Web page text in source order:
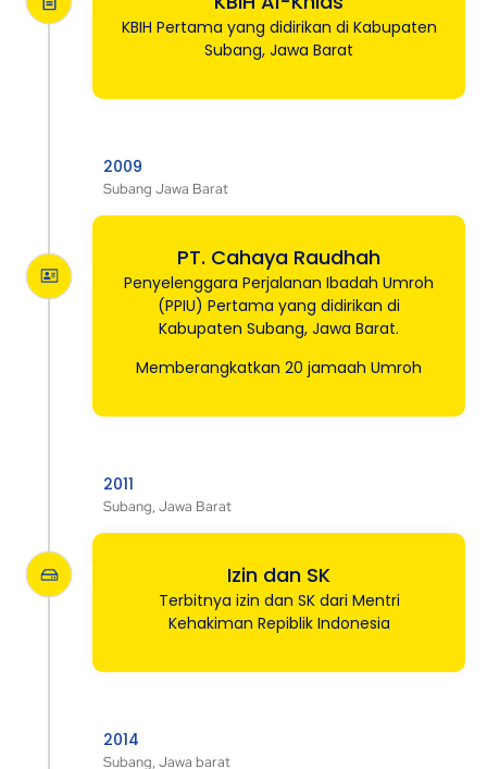
KBIH Pertama yang didirikan di Kabupaten
Subang, Jawa Barat
2009
Subang Jawa Barat
PT. Cahaya Raudhah
Penyelenggara Perjalanan Ibadah Umroh
(PPIU) Pertama yang didirikan di
Kabupaten Subang, Jawa Barat.
Memberangkatkan 20 jamaah Umroh
2011
Subang, Jawa Barat
Izin dan SK
Terbitnya izin dan SK dari Mentri
Kehakiman Repiblik Indonesia
2014
Subang, Jawa barat